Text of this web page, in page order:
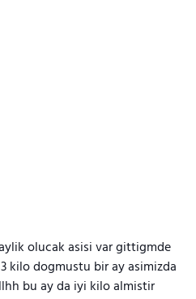
olucak asisi var gittigmde
kilo dogmustu bir ay asimizda
bu ay da iyi kilo almistir